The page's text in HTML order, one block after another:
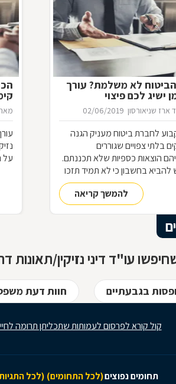
לא משלמת? עורך
ישיג לכם פיצוי
שניאורסון 02/06/2019
לחברת ביטוח מעניק הגנה
בלתי צפויים שגוררים
הוצאות כספיות שלא תכננתם.
להביא בחשבון כי לא תמיד תזכו
מלוא הפיצוי המגיע לכם, אם
תוכיח שמדובר במקרה
הפוליסה. בשביל לנהל נכון
להמשך קריאה
על
עו"ד דיני נזיקין/תאונות
בגבעתיים חוות דעת
קול קורא לפרסום לעמותות שתכליתן תרומה
תחומים נפוצים(לכל התחומים) (לכל